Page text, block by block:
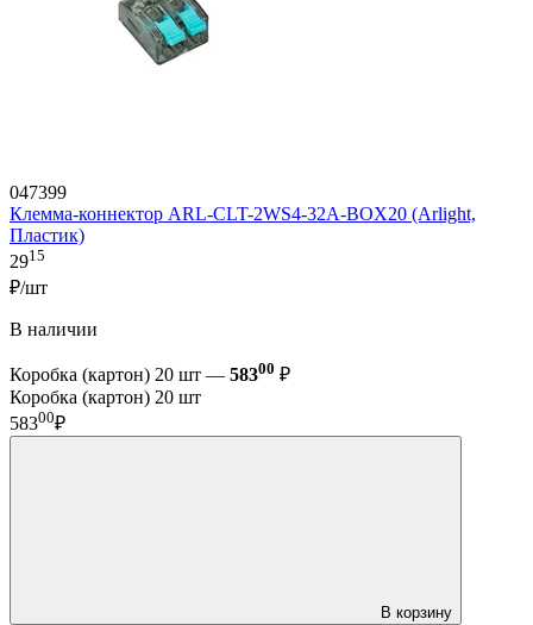
047399
Клемма-коннектор ARL-CLT-2WS4-32A-BOX20 (Arlight,
Пластик)
2915
₽/шт
В наличии
Коробка (картон) 20 шт — 58300 ₽
Коробка (картон) 20 шт
58300₽
В корзину